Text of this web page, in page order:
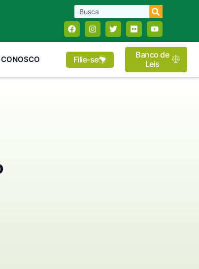
CONOSCO Filie-se
Banco de
Leis